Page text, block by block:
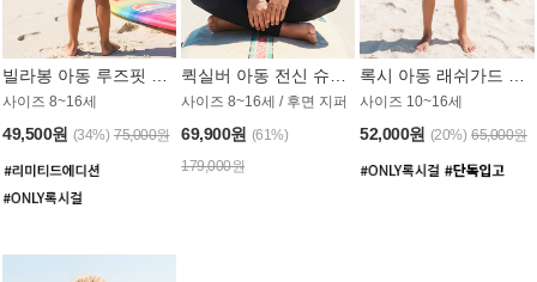
사이즈 8~16세
49,500원 (34%) 75,000원
사이즈 8~16세 / 후면 지퍼
69,900원 (61%)
179,000원
사이즈 10~16세
52,000원 (20%) 65,000원